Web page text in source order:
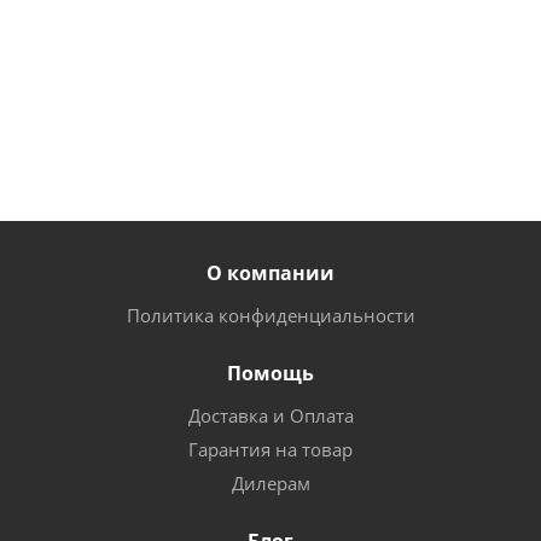
О компании
Политика конфиденциальности
Помощь
Доставка и Оплата
Гарантия на товар
Дилерам